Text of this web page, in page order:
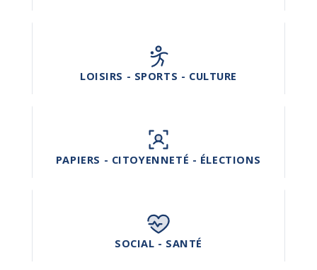
LOISIRS - SPORTS - CULTURE
PAPIERS - CITOYENNETÉ - ÉLECTIONS
SOCIAL - SANTÉ